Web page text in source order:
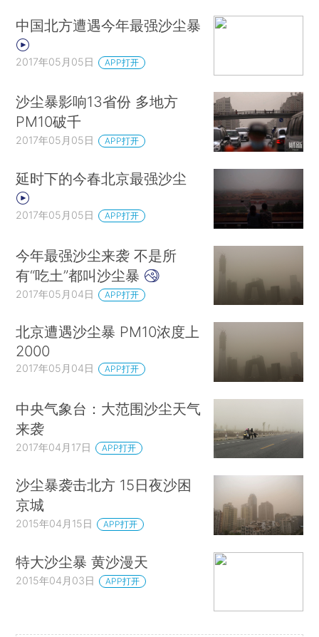
中国北方遭遇今年最强沙尘暴
2017年05月05日 APP打开
沙尘暴影响13省份 多地方
PM10破千
2017年05月05日 APP打开
延时下的今春北京最强沙尘
2017年05月05日 APP打开
今年最强沙尘来袭 不是所
有“吃土”都叫沙尘暴
2017年05月04日 APP打开
北京遭遇沙尘暴 PM10浓度上
2000
2017年05月04日 APP打开
中央气象台：大范围沙尘天气
来袭
2017年04月17日 APP打开
沙尘暴袭击北方 15日夜沙困
京城
2015年04月15日 APP打开
特大沙尘暴 黄沙漫天
2015年04月03日 APP打开